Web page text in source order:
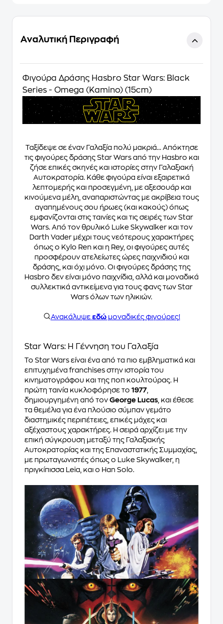
Αναλυτική Περιγραφή
Φιγούρα Δράσης Hasbro Star Wars: Black
Series - Omega (Kamino) (15cm)
Ταξίδεψε σε έναν Γαλαξία πολύ μακριά... Απόκτησε
τις φιγούρες δράσης Star Wars από την Hasbro και
ζήσε επικές σκηνές και ιστορίες στην Γαλαξιακή
Αυτοκρατορία. Κάθε φιγούρα είναι εξαιρετικά
λεπτομερής και προσεγμένη, με αξεσουάρ και
κινούμενα μέλη, αναπαριστώντας με ακρίβεια τους
αγαπημένους σου ήρωες (και κακούς) όπως
εμφανίζονται στις ταινίες και τις σειρές των Star
Wars. Από τον θρυλικό Luke Skywalker και τον
Darth Vader μέχρι τους νεότερους χαρακτήρες
όπως ο Kylo Ren και η Rey, οι φιγούρες αυτές
προσφέρουν ατελείωτες ώρες παιχνιδιού και
δράσης, και όχι μόνο. Οι φιγούρες δράσης της
Hasbro δεν είναι μόνο παιχνίδια, αλλά και μοναδικά
συλλεκτικά αντικείμενα για τους φανς των Star
Wars όλων των ηλικιών.
Ανακάλυψε εδώμοναδικές φιγούρες!
Star Wars: Η Γέννηση του Γαλαξία
Το Star Wars είναι ένα από τα πιο εμβληματικά και
επιτυχημένα franchises στην ιστορία του
κινηματογράφου και της ποπ κουλτούρας. Η
πρώτη ταινία κυκλοφόρησε το 1977
δημιουργημένη από τον George Lucas , και έθεσε
τα θεμέλια για ένα πλούσιο σύμπαν γεμάτο
διαστημικές περιπέτειες, επικές μάχες και
αξέχαστους χαρακτήρες. Η σειρά αρχίζει με την
επική σύγκρουση μεταξύ της Γαλαξιακής
Αυτοκρατορίας και της Επαναστατικής Συμμαχίας,
με πρωταγωνιστές όπως ο Luke Skywalker, η
πριγκίπισσα Leia, και ο Han Solo.